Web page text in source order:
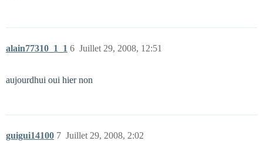
alain77310_1_1 Juillet 29, 2008, 12:51
6
aujourdhui oui hier non
guigui14100 Juillet 29, 2008, 2:02
7